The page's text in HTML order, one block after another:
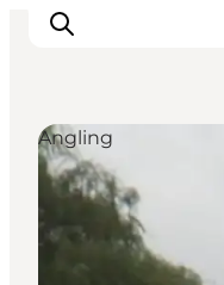
Inspirations
Destinations
Quoi faire
Angling